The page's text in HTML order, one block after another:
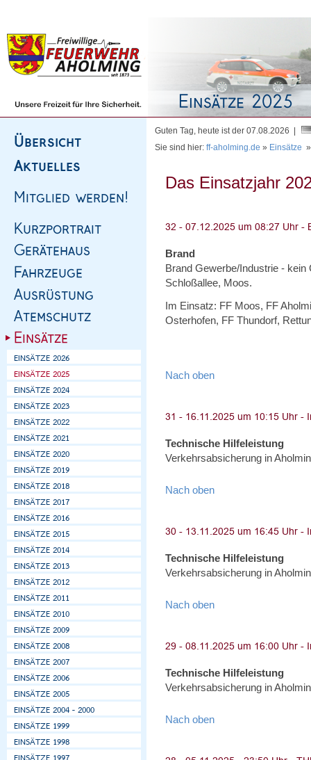
Guten Tag, heute ist der 07.08.2026 |
Sie sind hier: ff-aholming.de » Einsätze
Das Einsatzjahr
Brand
Brand Gewerbe/Industrie - kein
Schloßallee, Moos.
Im Einsatz: FF Moos, FF
Osterhofen, FF Thundorf,
Nach oben
Technische Hilfeleistung
Verkehrsabsicherung in
Nach oben
Technische Hilfeleistung
Verkehrsabsicherung in
Nach oben
Technische Hilfeleistung
Verkehrsabsicherung in
Nach oben